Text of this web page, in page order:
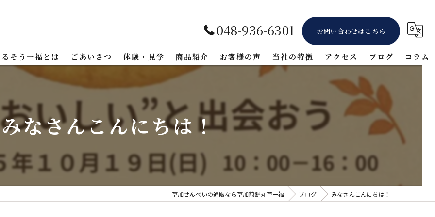
048-936-6301 お問い合わせはこちら
るそう一福とは ごあいさつ 体験・見学 商品紹介 お客様の声 当社の特徴
堅焼き
醤油
詰め合わせ
アクセス ブログ コラム
みなさんこんにちは！
草加せんべいの通販なら草加煎餅丸草一福 ブログ みなさんこんにちは！